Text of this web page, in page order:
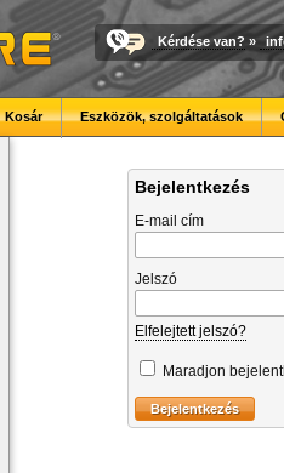
Kérdése van? »
Kosár Eszközök, szolgáltatások
Bejelentkezés
E-mail cím
Jelszó
Elfelejtett jelszó?
Maradjon